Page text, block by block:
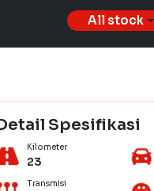
All stock
Spesifikasi
Kilometer
23
Transmisi